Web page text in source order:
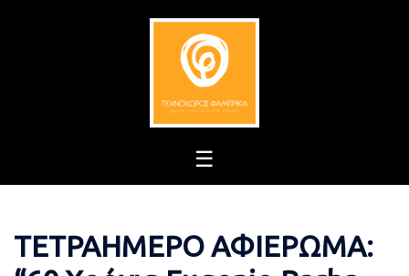
ΤΕΤΡΑΗΜΕΡΟ ΑΦΙΕΡΩΜΑ: